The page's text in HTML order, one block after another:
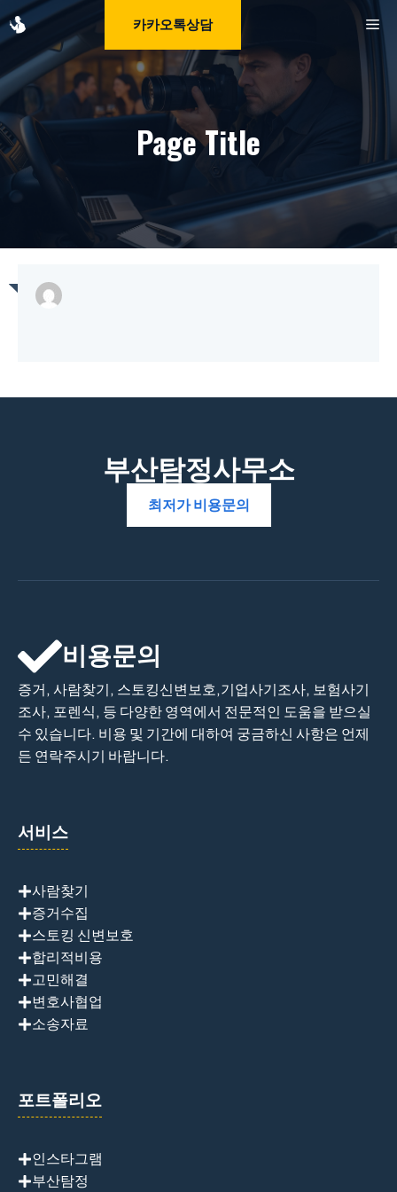
Skip
to
content
카카오톡상담
Page Title
부산탐정사무소
최저가 비용문의
비용문의
증거, 사람찾기, 스토킹신변보호,기업사기조사, 보험사기
조사, 포렌식, 등 다양한 영역에서 전문적인 도움을 받으실
수 있습니다. 비용 및 기간에 대하여 궁금하신 사항은 언제
든 연락주시기 바랍니다.
서비스
사람찾기
증거수집
스토킹 신변보호
합리적비용
고민해결
변호사협업
소송자료
포트폴리오
인스타그램
부산탐정